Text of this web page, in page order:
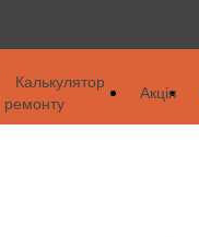
Калькулятор
ремонту
Акція